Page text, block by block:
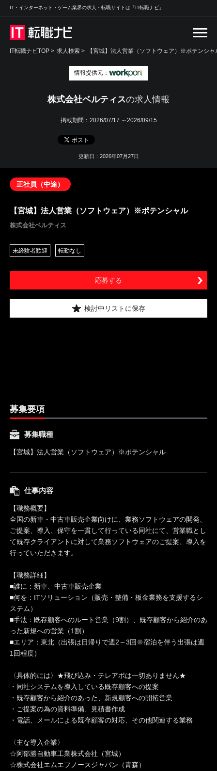
IT・インターネット・ゲーム業界の求人・転職サイトは「IT転職ナビ」
IT転職ナビTOP > 求人検索 > 【宮城】法人営業（ソフトウェア）※ポテンシャ
情報提供元：
株式会社ベルティスの求人情報
掲載期間： 2026/07/17 ～2026/09/15
更新日：2026年07月27日
正社員（中途）
【宮城】法人営業（ソフトウェア）※ポテンシャル
株式会社ベルティス
未経験者歓迎 転勤なし
応募する
検討中リストに保存
募集要項
募集職種
【宮城】法人営業（ソフトウェア）※ポテンシャル
仕事内容
【職務概要】
全国の新車・中古車販売企業向けに、業務ソフトウェアの開発、
ご提案、導入、保守を一貫して行っている同社にて、営業職とし
て既存クライアントに対して業務ソフトウェアのご提案、導入を
行っていただきます。
【職務詳細】
■誰に：新車、中古車販売企業
■何を：ITソリューション（販売・整備・板金業務を支援するシ
ステム）
■手法：既存顧客へのルート営業（9割）、既存顧客から紹介のあ
った新規への営業（1割）
■エリア：東北（出張は日帰りで週2～3回※宿泊を伴う出張は週
1回程度）
〈具体的には〉★飛び込み・テレアポは一切ありません★
・同社システムを導入している既存顧客への提案
・既存顧客から紹介のあった、新規顧客への開拓営業
・ご提案の為の資料準備、見積書作成
・電話、メールによる既存顧客の対応、その他関連する業務
〈主な導入企業〉
☆阿部勝自動車工業株式会社（宮城）
☆株式会社エムエフノースジャパン（青森）